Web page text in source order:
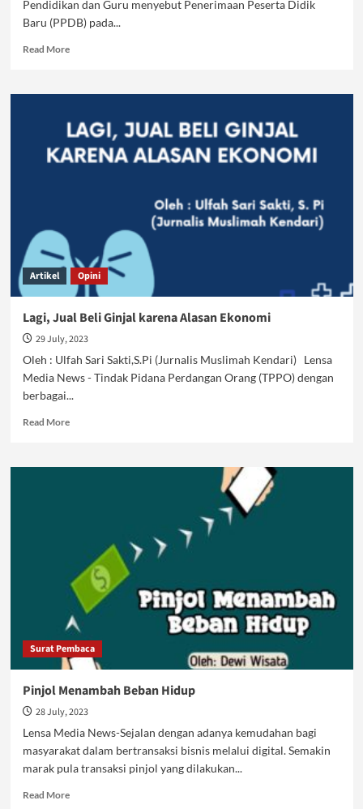
Pendidikan dan Guru menyebut Penerimaan Peserta Didik
Baru (PPDB) pada...
Read MoreRead
Kisruh
Sistem
Zonasi,
Dimanakah
Artikel Opini
Lagi, Jual Beli Ginjal karena Alasan Ekonomi
29 July, 2023
Oleh : Ulfah Sari Sakti,S.Pi (Jurnalis Muslimah Kendari) Lensa
Media News - Tindak Pidana Perdangan Orang (TPPO) dengan
berbagai...
Read MoreRead
Lagi,
Ekonomi
Surat Pembaca
Pinjol Menambah Beban Hidup
28 July, 2023
Lensa Media News-Sejalan dengan adanya kemudahan bagi
masyarakat dalam bertransaksi bisnis melalui digital. Semakin
marak pula transaksi pinjol yang dilakukan...
Read MoreRead